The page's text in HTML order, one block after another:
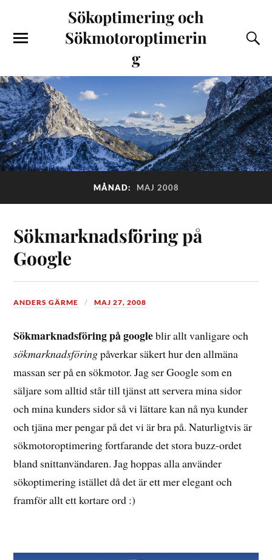
Sökoptimering och
Sökmotoroptimerin
g
MÅNAD: MAJ 2008
Sökmarknadsföring på
Google
ANDERS GÄRME MAJ 27, 2008
Sökmarknadsföring på googleblir allt vanligare och
sökmarknadsföringpåverkar säkert hur den allmäna
massan ser på en sökmotor. Jag ser Google som en
säljare som alltid står till tjänst att servera mina sidor
och mina kunders sidor så vi lättare kan nå nya kunder
och tjäna mer pengar på det vi är bra på. Naturligtvis är
sökmotoroptimering fortfarande det stora buzz-ordet
bland snittanvändaren. Jag hoppas alla använder
sökoptimering istället då det är ett mer elegant och
framför allt ett kortare ord :)